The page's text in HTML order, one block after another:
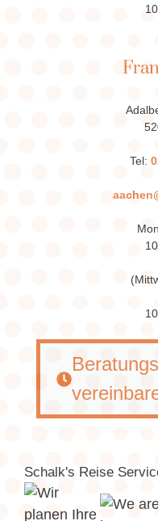
Tel:
Schalk's Reise